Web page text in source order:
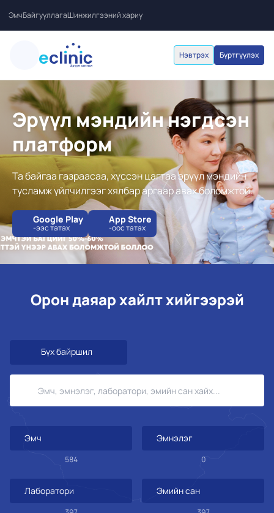
ЭмчБайгууллагаШинжилгээний хариу
Нэвтрэх Бүртгүүлэх
Эрүүл мэндийн нэгдсэн
платформ
Та байгаа газраасаа, хүссэн цагтаа эрүүл мэндийн
тусламж үйлчилгээг хялбар аргаар авах боломжтой.
Google Play
-ээс татах
App Store
-оос татах
Орон даяар хайлт хийгээрэй
Бүх байршил
Эмч
584
Эмнэлэг
0
Лаборатори Эмийн сан